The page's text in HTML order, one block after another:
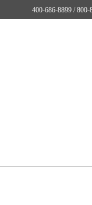
400-686-8899 / 800-